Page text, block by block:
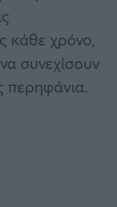
κάθε χρόνο,
συνεχίσουν
περηφάνια.